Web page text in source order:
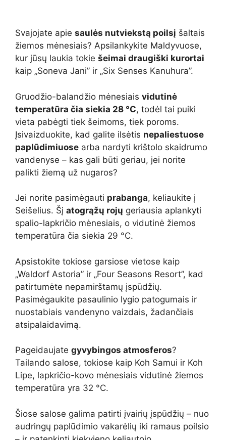
Svajojate apie saulės nutviekstą poilsį šaltais
žiemos mėnesiais? Apsilankykite Maldyvuose,
kur jūsų laukia tokie šeimai draugiški kurortai
kaip „Soneva Jani” ir „Six Senses Kanuhura”.
Gruodžio-balandžio mėnesiais vidutinė
temperatūra čia siekia 28 °C, todėl tai puiki
vieta pabėgti tiek šeimoms, tiek poroms.
Įsivaizduokite, kad galite ilsėtis nepaliestuose
paplūdimiuose arba nardyti krištolo skaidrumo
vandenyse – kas gali būti geriau, jei norite
palikti žiemą už nugaros?
Jei norite pasimėgauti prabanga, keliaukite į
Seišelius. Šį atogrąžų rojų geriausia aplankyti
spalio-lapkričio mėnesiais, o vidutinė žiemos
temperatūra čia siekia 29 °C.
Apsistokite tokiose garsiose vietose kaip
„Waldorf Astoria” ir „Four Seasons Resort”, kad
patirtumėte nepamirštamų įspūdžių.
Pasimėgaukite pasaulinio lygio patogumais ir
nuostabiais vandenyno vaizdais, žadančiais
atsipalaidavimą.
Pageidaujate gyvybingos atmosferos?
Tailando salose, tokiose kaip Koh Samui ir Koh
Lipe, lapkričio-kovo mėnesiais vidutinė žiemos
temperatūra yra 32 °C.
Šiose salose galima patirti įvairių įspūdžių – nuo
audringų paplūdimio vakarėlių iki ramaus poilsio